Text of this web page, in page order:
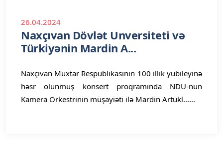
26.04.2024
Naxçıvan Dövlət Unversiteti və
Türkiyənin Mardin A...
Naxçıvan Muxtar Respublikasının 100 illik yubileyinə
həsr olunmuş konsert proqramında NDU-nun
Kamera Orkestrinin müşayiəti ilə Mardin Artukl......